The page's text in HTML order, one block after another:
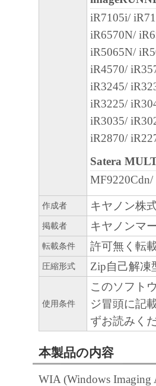
iR7105i/
iR6570N/
iR5065N/
iR4570/
iR3245/
iR3225/
iR3035/
iR2870/
Satera
MF9220Cdn/
作成者 キヤノン株
掲載者 キヤノンマ
転載条件 許可無く転
圧縮形式 Zip自己解凍
使用条件
このソフト
ジ冒頭に記
ずお読みく
本製品の内容
WIA (Windows